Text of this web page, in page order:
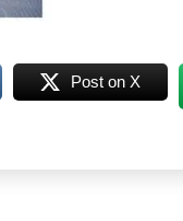
Post on X